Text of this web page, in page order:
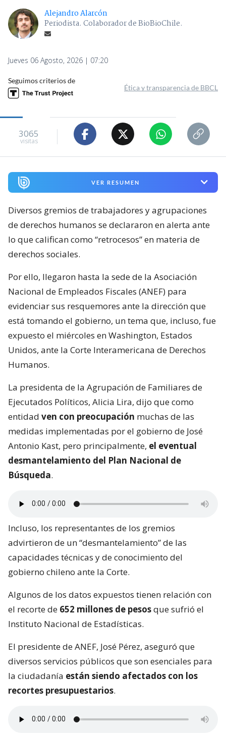
Alejandro Alarcón
Periodista. Colaborador de BioBioChile.
Jueves 06 Agosto, 2026 | 07:20
Seguimos criterios de
Ética y transparencia de BBCL
3065
visitas
VER RESUMEN
Diversos gremios de trabajadores y agrupaciones
de derechos humanos se declararon en alerta ante
lo que califican como “retrocesos” en materia de
derechos sociales.
Por ello, llegaron hasta la sede de la Asociación
Nacional de Empleados Fiscales (ANEF) para
evidenciar sus resquemores ante la dirección que
está tomando el gobierno, un tema que, incluso, fue
expuesto el miércoles en Washington, Estados
Unidos, ante la Corte Interamericana de Derechos
Humanos.
La presidenta de la Agrupación de Familiares de
Ejecutados Políticos, Alicia Lira, dijo que como
entidad ven con preocupación muchas de las
medidas implementadas por el gobierno de José
Antonio Kast, pero principalmente, el eventual
desmantelamiento del Plan Nacional de
Búsqueda.
Incluso, los representantes de los gremios
advirtieron de un “desmantelamiento” de las
capacidades técnicas y de conocimiento del
gobierno chileno ante la Corte.
Algunos de los datos expuestos tienen relación con
el recorte de 652 millones de pesosque sufrió el
Instituto Nacional de Estadísticas.
El presidente de ANEF, José Pérez, aseguró que
diversos servicios públicos que son esenciales para
la ciudadanía están siendo afectados con los
recortes presupuestarios.